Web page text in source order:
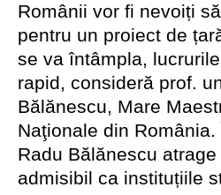
Românii vor fi nevoiți
pentru un proiect de
se va întâmpla,
rapid, consideră prof.
Bălănescu, Mare
Naţionale din
Radu Bălănescu
admisibil ca instituțiile